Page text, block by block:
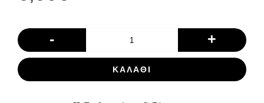
- +
ΚΑΛΆΘΙ